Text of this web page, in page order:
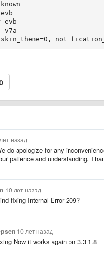
v7a
0
назад
do apologize for any
patience and understanding.
10 лет назад
fixing Internal Error 209?
10 лет назад
Now it works again on 3.3.1.8